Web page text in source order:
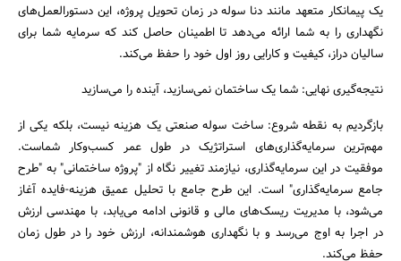
یک پیمانکار متعهد مانند دنا سوله در زمان تحویل پروژه، این دستورالعمل‌های
نگهداری را به شما ارائه می‌دهد تا اطمینان حاصل کند که سرمایه شما برای
سالیان دراز، کیفیت و کارایی روز اول خود را حفظ می‌کند.
نتیجه‌گیری نهایی: شما یک ساختمان نمی‌سازید، آینده را می‌سازید
بازگردیم به نقطه شروع: ساخت سوله صنعتی یک هزینه نیست، بلکه یکی از
مهم‌ترین سرمایه‌گذاری‌های استراتژیک در طول عمر کسب‌وکار شماست.
موفقیت در این سرمایه‌گذاری، نیازمند تغییر نگاه از "پروژه ساختمانی" به "طرح
جامع سرمایه‌گذاری" است. این طرح جامع با تحلیل عمیق هزینه-فایده آغاز
می‌شود، با مدیریت ریسک‌های مالی و قانونی ادامه می‌یابد، با مهندسی ارزش
در اجرا به اوج می‌رسد و با نگهداری هوشمندانه، ارزش خود را در طول زمان
حفظ می‌کند.